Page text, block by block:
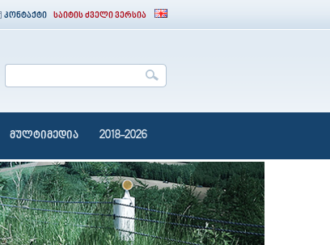
კონტაქტი საიტის ძველი ვერსია
მულტიმედია 2018-2026